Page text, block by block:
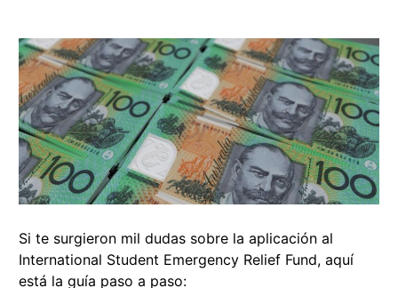
Si te surgieron mil dudas sobre la aplicación al
International Student Emergency Relief Fund, aquí
está la guía paso a paso: